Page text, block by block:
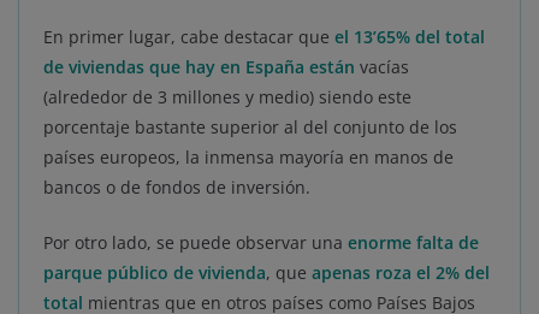
En primer lugar, cabe destacar que el 13’65% del total
de viviendas que hay en España están vacías
(alrededor de 3 millones y medio) siendo este
porcentaje bastante superior al del conjunto de los
países europeos, la inmensa mayoría en manos de
bancos o de fondos de inversión.
Por otro lado, se puede observar una enorme falta de
parque público de vivienda, que apenas roza el 2% del
total mientras que en otros países como Países Bajos